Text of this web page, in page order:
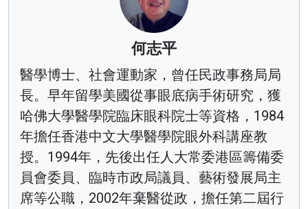
何志平
醫學博士、社會運動家，曾任民政事務局局
長。早年留學美國從事眼底病手術研究，獲
哈佛大學醫學院臨床眼科院士等資格，1984
年擔任香港中文大學醫學院眼外科講座教
授。1994年，先後出任人大常委港區籌備委
員會委員、臨時市政局議員、藝術發展局主
席等公職，2002年棄醫從政，擔任第二屆行